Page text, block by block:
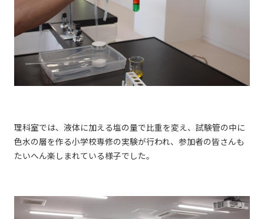
理科室では、液体に加える塩の量で比重を変え、試験管の中に
色水の層を作る小学校専修の実験が行われ、参加者の皆さんも
たいへん楽しまれている様子でした。